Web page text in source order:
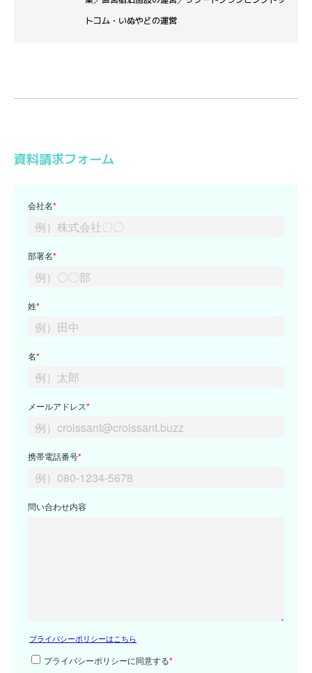
トコム・いぬやどの運営
資料請求フォーム